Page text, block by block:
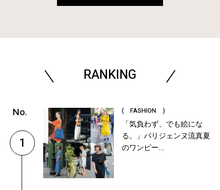
RANKING
1
( FASHION )
「気負わず、でも絵にな
る。」パリジェンヌ流真夏
のワンピー...